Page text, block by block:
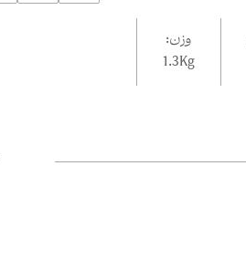
وزن:
1.3Kg